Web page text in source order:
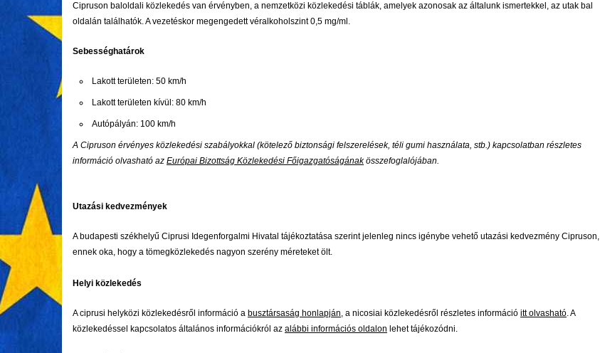
Cipruson baloldali közlekedés van érvényben, a nemzetközi közlekedési táblák, amelyek azonosak az általunk ismertekkel, az utak bal
oldalán találhatók. A vezetéskor megengedett véralkoholszint 0,5 mg/ml.
Sebességhatárok
Lakott területen: 50 km/h
Lakott területen kívül: 80 km/h
Autópályán: 100 km/h
A Cipruson érvényes közlekedési szabályokkal (kötelező biztonsági felszerelések, téli gumi használata, stb.) kapcsolatban részletes
információ olvasható az Európai Bizottság Közlekedési Főigazgatóságánakösszefoglalójában.
Utazási kedvezmények
A budapesti székhelyű Ciprusi Idegenforgalmi Hivatal tájékoztatása szerint jelenleg nincs igénybe vehető utazási kedvezmény Cipruson,
ennek oka, hogy a tömegközlekedés nagyon szerény méreteket ölt.
Helyi közlekedés
A ciprusi helyközi közlekedésről információ a busztársaság honlapján, a nicosiai közlekedésről részletes információ itt olvasható. A
közlekedéssel kapcsolatos általános információkról az alábbi információs oldalon lehet tájékozódni.